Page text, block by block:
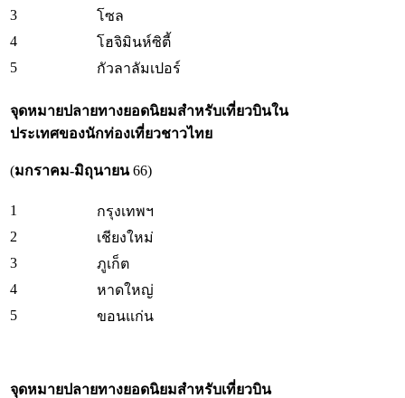
3
โซล
4
โฮจิมินห์ซิตี้
5
กัวลาลัมเปอร์
จุดหมายปลายทางยอดนิยมสำหรับเที่ยวบินใน
ประเทศของนักท่องเที่ยวชาวไทย
(มกราคม-มิถุนายน66)
1
กรุงเทพฯ
2
เชียงใหม่
3
ภูเก็ต
4
หาดใหญ่
5
ขอนแก่น
จุดหมายปลายทางยอดนิยมสำหรับเที่ยวบิน